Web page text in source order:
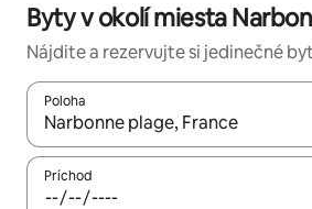
Byty v okolí miesta
Nájdite a rezervujte si jedinečné
Poloha
Keď budú výsledky k dispozícii,
Príchod